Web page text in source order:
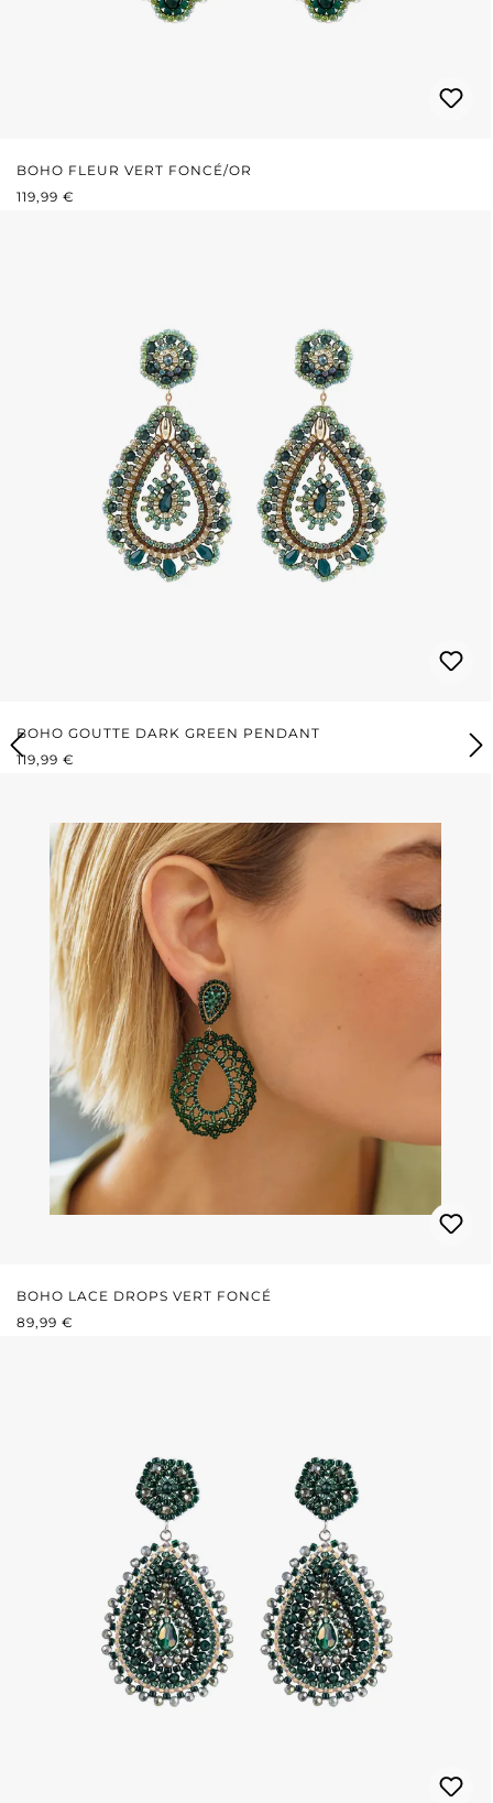
BOHO FLEUR VERT FONCÉ/OR
PRIX RÉGULIER :
119,99 €
BOHO GOUTTE DARK GREEN PENDANT
PRIX RÉGULIER :
119,99 €
BOHO LACE DROPS VERT FONCÉ
PRIX RÉGULIER :
89,99 €